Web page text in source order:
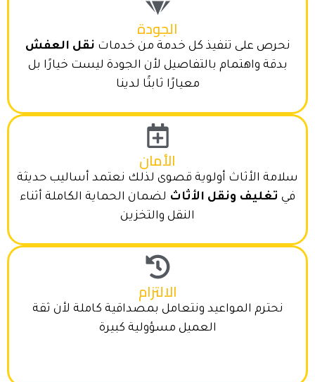
الجودة
نحرص على تنفيذ كل خدمة من خدمات نقل العفش
بدقة واهتمام بالتفاصيل لأن الجودة ليست خيارًا بل
معيارًا ثابتًا لدينا
الأمان
سلامة الأثاث أولوية قصوى لذلك نعتمد أساليب حديثة
في تغليف ونقل الأثاث لضمان الحماية الكاملة أثناء
النقل والتخزين
الالتزام
نحترم المواعيد ونتعامل بمصداقية كاملة لأن ثقة
العميل مسؤولية كبيرة